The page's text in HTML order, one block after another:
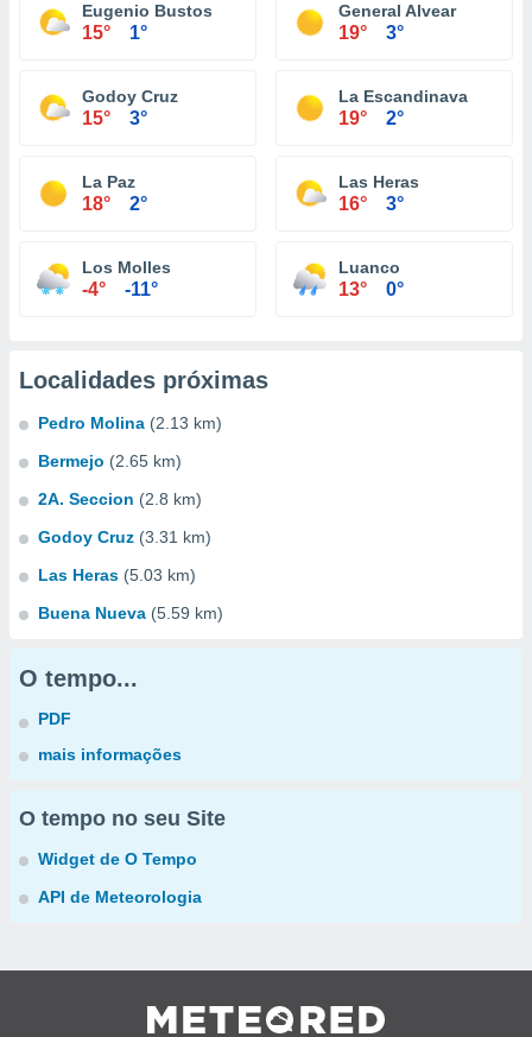
Eugenio Bustos
15° 1°
General Alvear
19° 3°
Godoy Cruz
15° 3°
La Escandinava
19° 2°
La Paz
18° 2°
Las Heras
16° 3°
Los Molles
-4° -11°
Luanco
13° 0°
Localidades próximas
Pedro Molina (2.13 km)
Bermejo (2.65 km)
2A. Seccion (2.8 km)
Godoy Cruz (3.31 km)
Las Heras (5.03 km)
Buena Nueva (5.59 km)
O tempo...
PDF
mais informações
O tempo no seu Site
Widget de O Tempo
API de Meteorologia